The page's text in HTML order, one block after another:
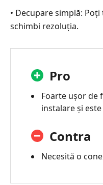
• Decupare simplă:
schimbi rezoluția.
Pro
Foarte ușor de
instalare și
Contra
Necesită o